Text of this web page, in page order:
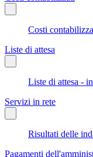
Costi
Liste di attesa
Liste di attesa -
Servizi in rete
Risultati delle
Pagamenti